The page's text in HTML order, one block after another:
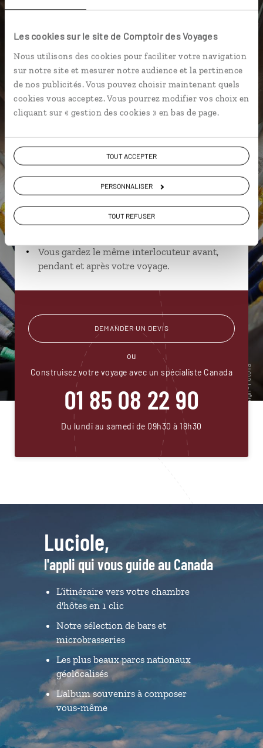
Les cookies sur le site de Comptoir des Voyages
Nous utilisons des cookies pour faciliter votre navigation
sur notre site et mesurer notre audience et la pertinence
de nos publicités. Vous pouvez choisir maintenant quels
cookies vous acceptez. Vous pourrez modifier vos choix en
cliquant sur « gestion des cookies » en bas de page.
TOUT ACCEPTER
PERSONNALISER
TOUT REFUSER
Emma,
spécialiste Canada
spécialistes
Ils sauront organiser votre itinéraire au plus
près de vos envies et de la réalité du pays.
Échangez en face à face ou depuis nos studios
connectés en agence, mais aussi par email ou
Vous gardez le même interlocuteur avant,
pendant et après votre voyage.
DEMANDER UN DEVIS
ou
Construisez votre voyage avec un spécialiste Canada
01 85 08 22 90
Du lundi au samedi de 09h30 à 18h30
Luciole,
l'appli qui vous guide au Canada
L’itinéraire vers votre chambre
d'hôtes en 1 clic
Notre sélection de bars et
microbrasseries
Les plus beaux parcs nationaux
géolocalisés
L'album souvenirs à composer
vous-même